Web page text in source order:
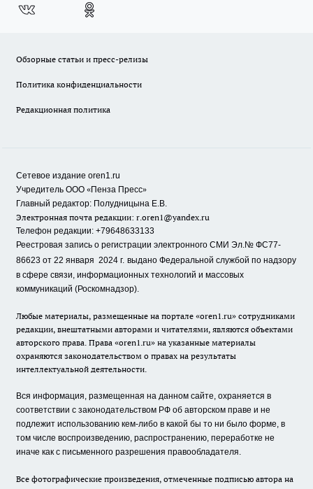
Обзорные статьи и пресс-релизы
Политика конфиденциальности
Редакционная политика
Сетевое издание oren1.ru
Учредитель ООО «Пенза Пресс»
Главный редактор: Полудницына Е.В.
Электронная почта редакции: r.oren1@yandex.ru
Телефон редакции: +79648633133
Реестровая запись о регистрации электронного СМИ Эл.№ ФС77-
86623 от 22 января 2024 г. выдано Федеральной службой по надзору
в сфере связи, информационных технологий и массовых
коммуникаций (Роскомнадзор).
Любые материалы, размещенные на портале «oren1.ru» сотрудниками
редакции, внештатными авторами и читателями, являются объектами
авторского права. Права «oren1.ru» на указанные материалы
охраняются законодательством о правах на результаты
интеллектуальной деятельности.
Вся информация, размещенная на данном сайте, охраняется в
соответствии с законодательством РФ об авторском праве и не
подлежит использованию кем-либо в какой бы то ни было форме, в
том числе воспроизведению, распространению, переработке не
иначе как с письменного разрешения правообладателя.
Все фотографические произведения, отмеченные подписью автора на